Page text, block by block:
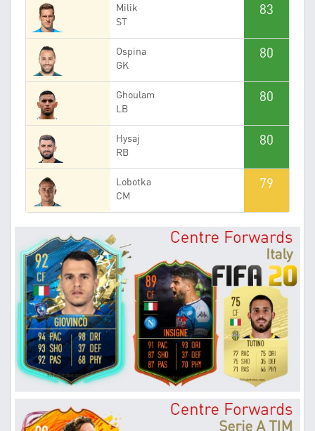
Milik
ST
83
Ospina
GK
80
Ghoulam
LB
80
Hysaj
RB
80
Lobotka
CM
79